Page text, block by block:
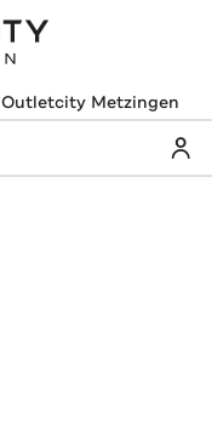
Outletcity Metzingen